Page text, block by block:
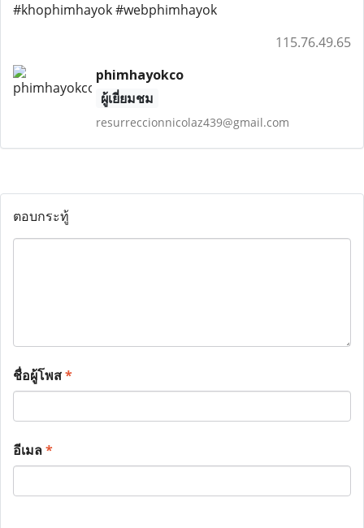
#khophimhayok #webphimhayok
115.76.49.65
phimhayokco
ผู้เยี่ยมชม
resurreccionnicolaz439@gmail.com
ตอบกระทู้
ชื่อผู้โพส*
อีเมล*